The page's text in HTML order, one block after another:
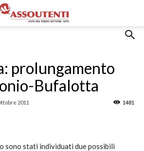
prolungamento
Bufalotta
2011 1481
sono stati individuati due possibili